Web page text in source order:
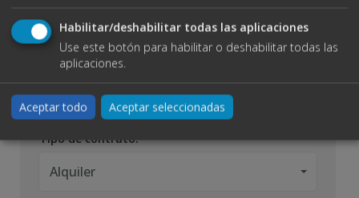
Email
Tipo de contrato:
Alquiler
Habilitar/deshabilitar todas las aplicaciones
Use este botón para habilitar o deshabilitar todas las
aplicaciones.
Aceptar todo Aceptar seleccionadas